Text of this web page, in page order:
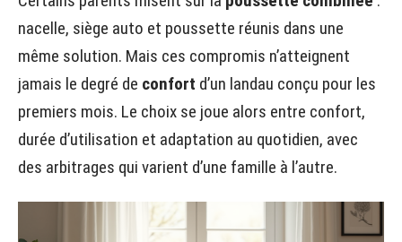
nacelle, siège auto et poussette réunis dans une
même solution. Mais ces compromis n’atteignent
jamais le degré de confort d’un landau conçu pour les
premiers mois. Le choix se joue alors entre confort,
durée d’utilisation et adaptation au quotidien, avec
des arbitrages qui varient d’une famille à l’autre.